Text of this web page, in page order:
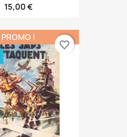
15,00 €
PROMO !
favorite_border